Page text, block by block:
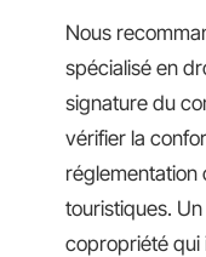
Nous
spécialisé en
signature du
vérifier la
réglementation
touristiques.
copropriété qui